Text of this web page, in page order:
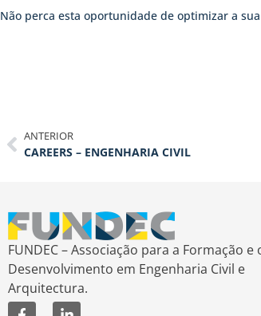
Não perca esta oportunidade de optimizar a
ANTERIOR
CAREERS – ENGENHARIA CIVIL
FUNDEC – Associação para a Formação e
Desenvolvimento em Engenharia Civil e
Arquitectura.